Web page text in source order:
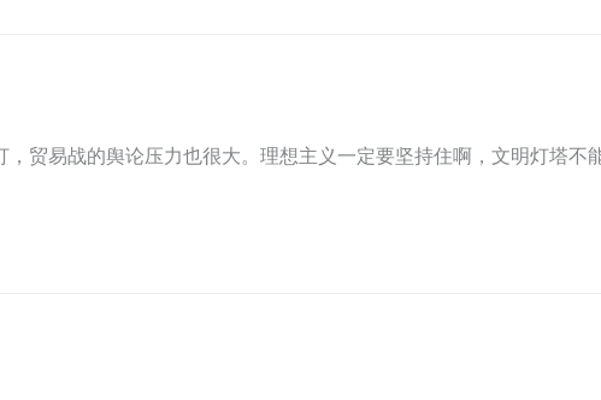
贸易战的舆论压力也很大。理想主义一定要坚持住啊，文明灯塔不